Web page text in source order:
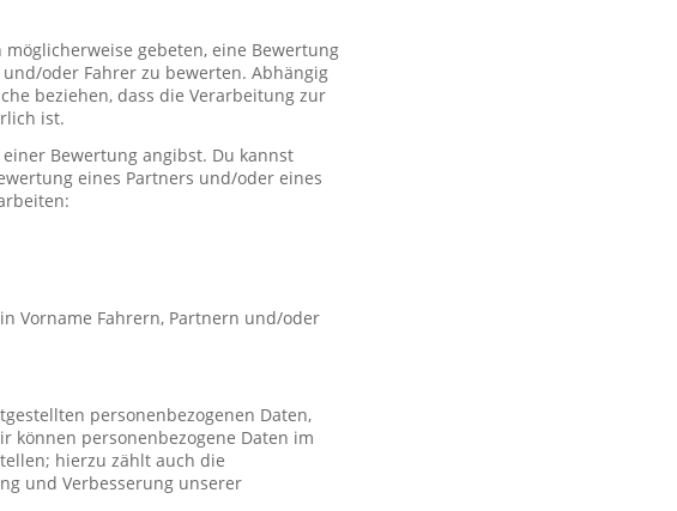
gebeten, eine Bewertung
oder Fahrer zu bewerten. Abhängig
beziehen, dass die Verarbeitung zur
ist.
Bewertung angibst. Du kannst
eines Partners und/oder eines
Vorname Fahrern, Partnern und/oder
personenbezogenen Daten,
können personenbezogene Daten im
hierzu zählt auch die
und Verbesserung unserer